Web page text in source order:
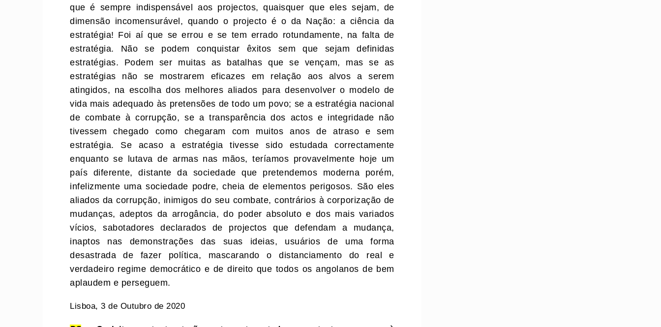
que é sempre indispensável aos projectos, quaisquer que eles sejam, de
dimensão incomensurável, quando o projecto é o da Nação: a ciência da
estratégia! Foi aí que se errou e se tem errado rotundamente, na falta de
estratégia. Não se podem conquistar êxitos sem que sejam definidas
estratégias. Podem ser muitas as batalhas que se vençam, mas se as
estratégias não se mostrarem eficazes em relação aos alvos a serem
atingidos, na escolha dos melhores aliados para desenvolver o modelo de
vida mais adequado às pretensões de todo um povo; se a estratégia nacional
de combate à corrupção, se a transparência dos actos e integridade não
tivessem chegado como chegaram com muitos anos de atraso e sem
estratégia. Se acaso a estratégia tivesse sido estudada correctamente
enquanto se lutava de armas nas mãos, teríamos provavelmente hoje um
país diferente, distante da sociedade que pretendemos moderna porém,
infelizmente uma sociedade podre, cheia de elementos perigosos. São eles
aliados da corrupção, inimigos do seu combate, contrários à corporização de
mudanças, adeptos da arrogância, do poder absoluto e dos mais variados
vícios, sabotadores declarados de projectos que defendam a mudança,
inaptos nas demonstrações das suas ideias, usuários de uma forma
desastrada de fazer política, mascarando o distanciamento do real e
verdadeiro regime democrático e de direito que todos os angolanos de bem
aplaudem e perseguem.
Lisboa, 3 de Outubro de 2020